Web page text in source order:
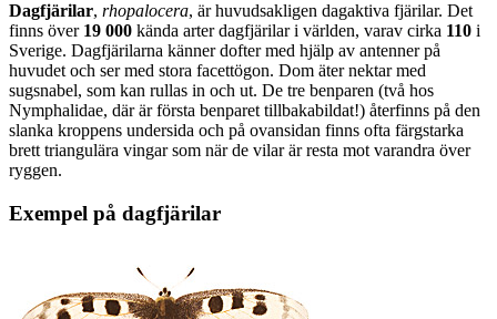
Dagfjärilar, rhopalocera, är huvudsakligen dagaktiva fjärilar. Det
finns över 19 000 kända arter dagfjärilar i världen, varav cirka 110 i
Sverige. Dagfjärilarna känner dofter med hjälp av antenner på
huvudet och ser med stora facettögon. Dom äter nektar med
sugsnabel, som kan rullas in och ut. De tre benparen (två hos
Nymphalidae, där är första benparet tillbakabildat!) återfinns på den
slanka kroppens undersida och på ovansidan finns ofta färgstarka
brett triangulära vingar som när de vilar är resta mot varandra över
ryggen.
Exempel på dagfjärilar